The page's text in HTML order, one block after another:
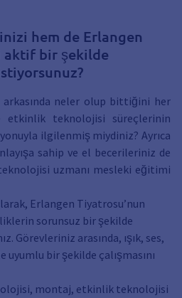
hem de Erlangen
aktif bir şekilde
neler olup bittiğini her
teknolojisi süreçlerinin
ilgilenmiş miydiniz? Ayrıca
sahip ve el becerileriniz de
uzmanı mesleki eğitimi
Erlangen Tiyatrosu’nun
sorunsuz bir şekilde
Görevleriniz arasında, ışık, ses,
bir şekilde çalışmasını
montaj, etkinlik teknolojisi